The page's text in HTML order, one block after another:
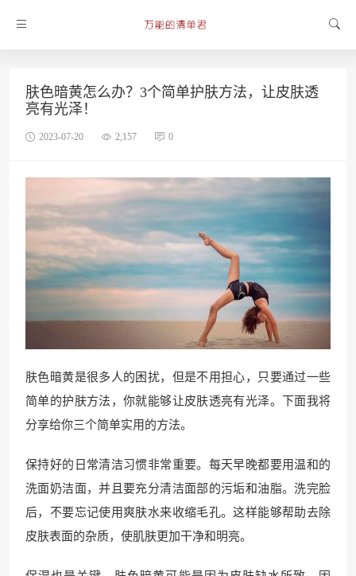
肤色暗黄怎么办？3个简单护肤方法，让皮肤透
亮有光泽！
2023-07-20 2,157 0
肤色暗黄是很多人的困扰，但是不用担心，只要通过一些
简单的护肤方法，你就能够让皮肤透亮有光泽。下面我将
分享给你三个简单实用的方法。
保持好的日常清洁习惯非常重要。每天早晚都要用温和的
洗面奶洁面，并且要充分清洁面部的污垢和油脂。洗完脸
后，不要忘记使用爽肤水来收缩毛孔。这样能够帮助去除
皮肤表面的杂质，使肌肤更加干净和明亮。